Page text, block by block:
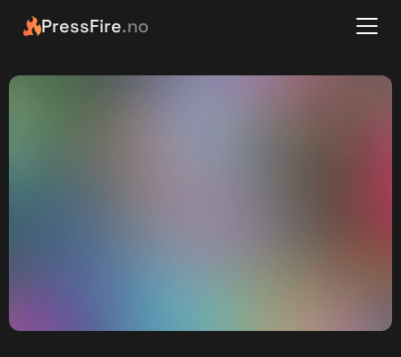
PressFire.no